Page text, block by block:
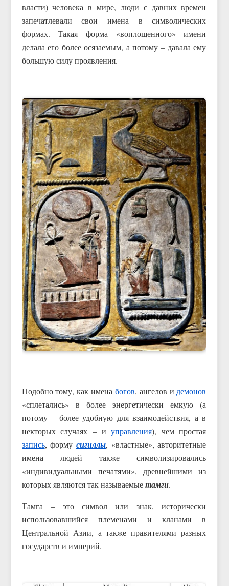
власти) человека в мире, люди с давних времен
запечатлевали свои имена в символических
формах. Такая форма «воплощенного» имени
делала его более осязаемым, а потому – давала ему
большую силу проявления.
Подобно тому, как имена богов, ангелов и демонов
«сплетались» в более энергетически емкую (а
потому – более удобную для взаимодействия, а в
некторых случаях – иуправления), чем простая
запись, форму сигиллы, «властные», авторитетные
имена людей также символизировались
«индивидуальными печатями», древнейшими из
которых являются так называемыетамги.
Тамга – это символ или знак, исторически
использовавшийся племенами и кланами в
Центральной Азии, а также правителями разных
государств и империй.